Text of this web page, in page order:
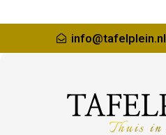
info@tafelplein.nl